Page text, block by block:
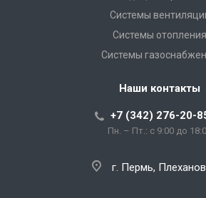
Системы
Системы отопления
Системы
Наши контакты
+7 (342) 276-20-
Пн. – Пт.: с 9:00 до
г. Пермь,